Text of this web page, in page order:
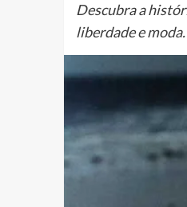
Descubra a
liberdade e